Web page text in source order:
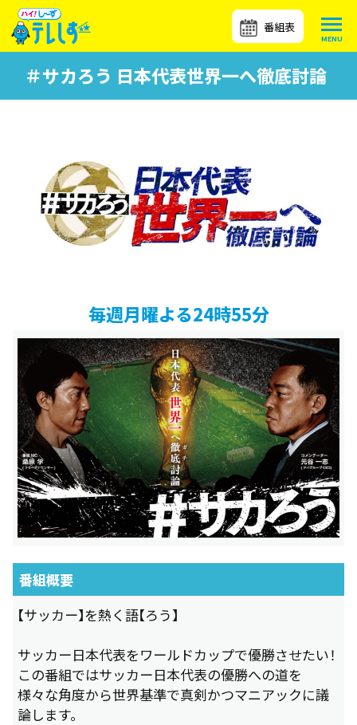
番組表
＃サカろう 日本代表世界一へ徹底討論
毎週月曜よる24時55分
番組概要
【サッカー】を熱く語【ろう】
サッカー日本代表をワールドカップで優勝させたい！
この番組ではサッカー日本代表の優勝への道を
様々な角度から世界基準で真剣かつマニアックに議
論します。